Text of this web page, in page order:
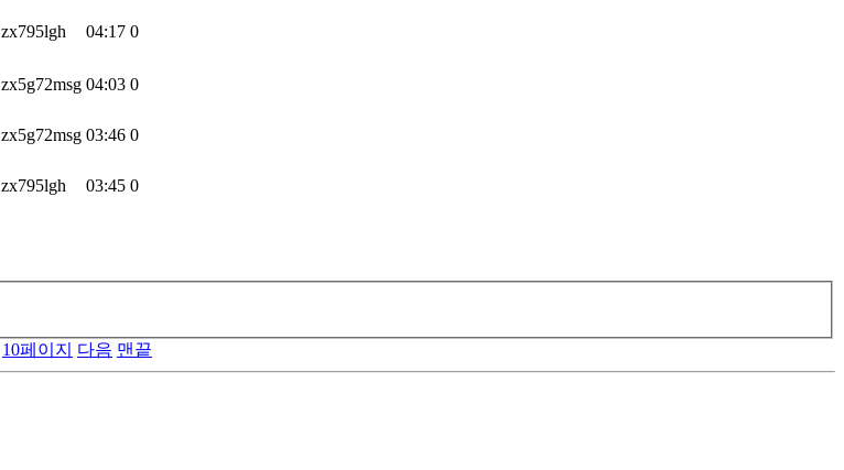
zx795lgh 04:17 0
zx5g72msg 04:03 0
zx5g72msg 03:46 0
zx795lgh 03:45 0
10페이지 다음 맨끝